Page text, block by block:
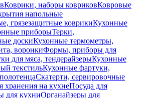
Коврики, наборы ковриковКовровые
напольные
грязезащитные коврикиКухонные
приборыТерки,
доскиКухонные термометры,
воронкиФормы, приборы для
для мяса, тендерайзерыКухонные
текстильКухонные фартуки,
Скатерти, сервировочные
хранения на кухнеПосуда для
для кухниОрганайзеры для